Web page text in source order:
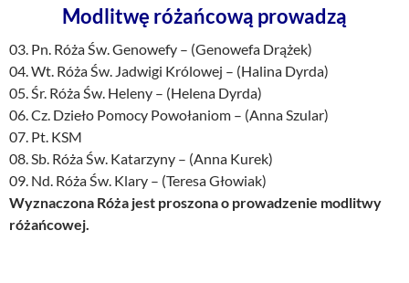
Modlitwę różańcową prowadzą
03. Pn. Róża Św. Genowefy – (Genowefa Drążek)
04. Wt. Róża Św. Jadwigi Królowej – (Halina Dyrda)
05. Śr. Róża Św. Heleny – (Helena Dyrda)
06. Cz. Dzieło Pomocy Powołaniom – (Anna Szular)
07. Pt. KSM
08. Sb. Róża Św. Katarzyny – (Anna Kurek)
09. Nd. Róża Św. Klary – (Teresa Głowiak)
Wyznaczona Róża jest proszona o prowadzenie modlitwy
różańcowej.